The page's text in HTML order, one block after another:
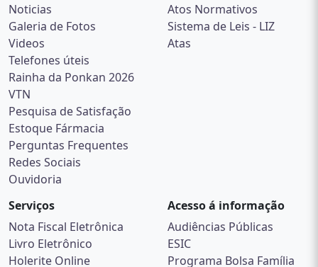
Noticias
Galeria de Fotos
Videos
Telefones úteis
Rainha da Ponkan 2026
VTN
Pesquisa de Satisfação
Estoque Fármacia
Perguntas Frequentes
Redes Sociais
Ouvidoria
Atos Normativos
Sistema de Leis - LIZ
Atas
Serviços
Nota Fiscal Eletrônica
Livro Eletrônico
Holerite Online
Acesso á informação
Audiências Públicas
ESIC
Programa Bolsa Família